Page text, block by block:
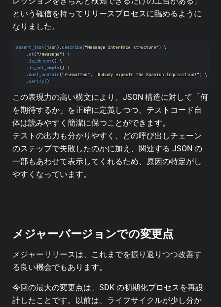
という確信を持ってリリースプロセスに臨めるように
なりました。
この表現力の高い構文により、JSON 構造に対して「何
を期待するか」を正確に定義しつつ、テストコード自
体は読みやすく簡潔に保つことができます。
テストの出力も分かりやすく、どの呼び出しチェーン
のステップで失敗したのかに加え、関連する JSON の
一部もあわせて表示してくれるため、原因の特定がし
やすくなっています。
メジャーバージョンでの変更点
メジャーリリースは、これまでを振り返りつつ改善す
る良い機会でもあります。
今回の最大の変更点は、SDK の初期化プロセスを再設
計したことです。以前は、ライフサイクルが少し分か